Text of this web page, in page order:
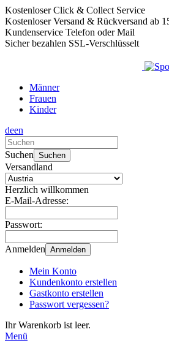
Kostenloser Click & Collect Service
Kostenloser Versand & Rückversand ab
Kundenservice Telefon oder Mail
Sicher bezahlen SSL-Verschlüsselt
Männer
Frauen
Kinder
deen
die
nach
oben
unten,
um
das
Suchen Suchen
Versandland
Herzlich willkommen
E-Mail-Adresse:
Passwort:
Anmelden Anmelden
Mein Konto
Kundenkonto erstellen
Gastkonto erstellen
Passwort vergessen?
Ihr Warenkorb ist leer.
Menü